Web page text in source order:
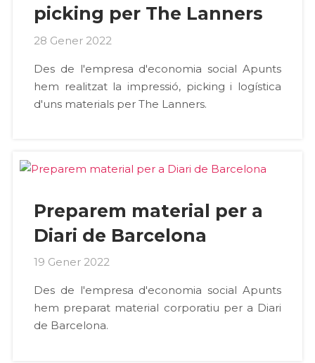
picking per The Lanners
28 Gener 2022
Des de l'empresa d'economia social Apunts
hem realitzat la impressió, picking i logística
d'uns materials per The Lanners.
Preparem material per a
Diari de Barcelona
19 Gener 2022
Des de l'empresa d'economia social Apunts
hem preparat material corporatiu per a Diari
de Barcelona.